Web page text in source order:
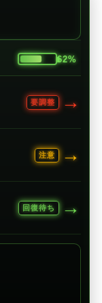
62%
要調整 →
注意 →
回復待ち →